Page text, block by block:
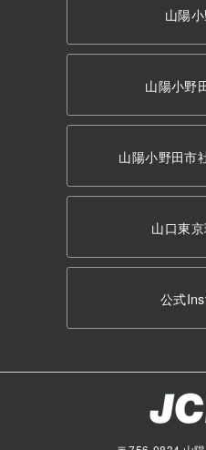
山陽
山陽小野
山陽小野田市
山口東
公式